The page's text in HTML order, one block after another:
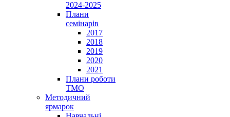
2024-2025
Плани
семінарів
2017
2018
2019
2020
2021
Плани роботи
ТМО
Методичний
ярмарок